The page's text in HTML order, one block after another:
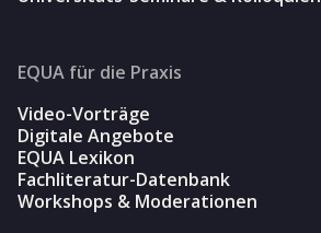
EQUA für die Praxis
Video-Vorträge
Digitale Angebote
EQUA Lexikon
Fachliteratur-Datenbank
Workshops & Moderationen